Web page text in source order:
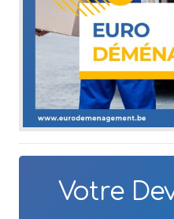
Votre